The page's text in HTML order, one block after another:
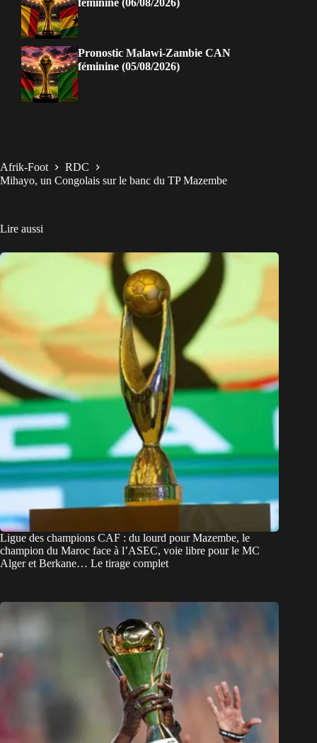
féminine (06/08/2026)
Pronostic Malawi-Zambie CAN
féminine (05/08/2026)
Afrik-Foot
RDC
Mihayo, un Congolais sur le banc du TP Mazembe
Lire aussi
Ligue des champions CAF : du lourd pour Mazembe, le
champion du Maroc face à l’ASEC, voie libre pour le MC
Alger et Berkane… Le tirage complet